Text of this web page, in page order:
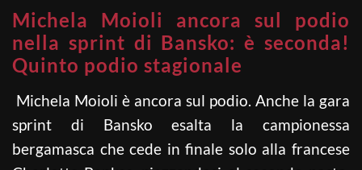
Michela Moioli ancora sul podio
nella sprint di Bansko: è seconda!
Quinto podio stagionale
Michela Moioli è ancora sul podio. Anche la gara
sprint di Bansko esalta la campionessa
bergamasca che cede in finale solo alla francese